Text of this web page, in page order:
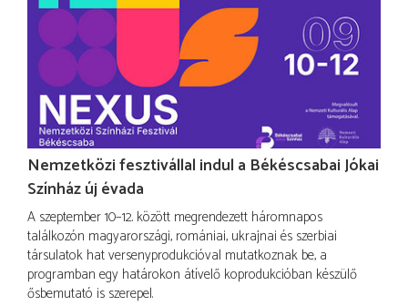
Nemzetközi fesztivállal indul a Békéscsabai Jókai
Színház új évada
A szeptember 10–12. között megrendezett háromnapos
találkozón magyarországi, romániai, ukrajnai és szerbiai
társulatok hat versenyprodukcióval mutatkoznak be, a
programban egy határokon átívelő koprodukcióban készülő
ősbemutató is szerepel.